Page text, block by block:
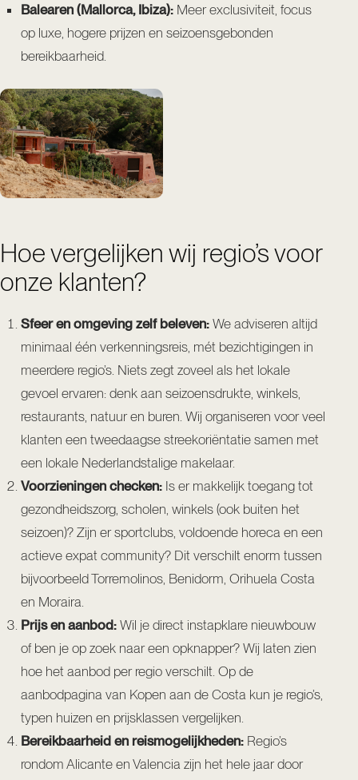
Balearen (Mallorca, Ibiza): Meer exclusiviteit, focus
op luxe, hogere prijzen en seizoensgebonden
bereikbaarheid.
Hoe vergelijken wij regio’s voor
onze klanten?
Sfeer en omgeving zelf beleven: We adviseren altijd
minimaal één verkenningsreis, mét bezichtigingen in
meerdere regio’s. Niets zegt zoveel als het lokale
gevoel ervaren: denk aan seizoensdrukte, winkels,
restaurants, natuur en buren. Wij organiseren voor veel
klanten een tweedaagse streekoriëntatie samen met
een lokale Nederlandstalige makelaar.
Voorzieningen checken: Is er makkelijk toegang tot
gezondheidszorg, scholen, winkels (ook buiten het
seizoen)? Zijn er sportclubs, voldoende horeca en een
actieve expat community? Dit verschilt enorm tussen
bijvoorbeeld Torremolinos, Benidorm, Orihuela Costa
en Moraira.
Prijs en aanbod: Wil je direct instapklare nieuwbouw
of ben je op zoek naar een opknapper? Wij laten zien
hoe het aanbod per regio verschilt. Op de
aanbodpagina van Kopen aan de Costa kun je regio’s,
typen huizen en prijsklassen vergelijken.
Bereikbaarheid en reismogelijkheden: Regio’s
rondom Alicante en Valencia zijn het hele jaar door